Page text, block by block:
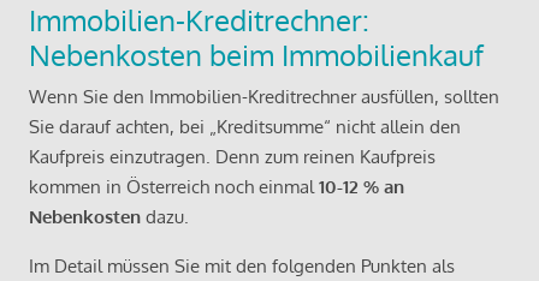
Immobilien-Kreditrechner:
Nebenkosten beim Immobilienkauf
Wenn Sie den Immobilien-Kreditrechner ausfüllen, sollten
Sie darauf achten, bei „Kreditsumme“ nicht allein den
Kaufpreis einzutragen. Denn zum reinen Kaufpreis
kommen in Österreich noch einmal10-12 % an
Nebenkosten dazu.
Im Detail müssen Sie mit den folgenden Punkten als